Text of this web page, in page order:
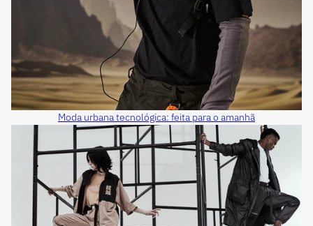
Moda urbana tecnológica: feita para o amanhã